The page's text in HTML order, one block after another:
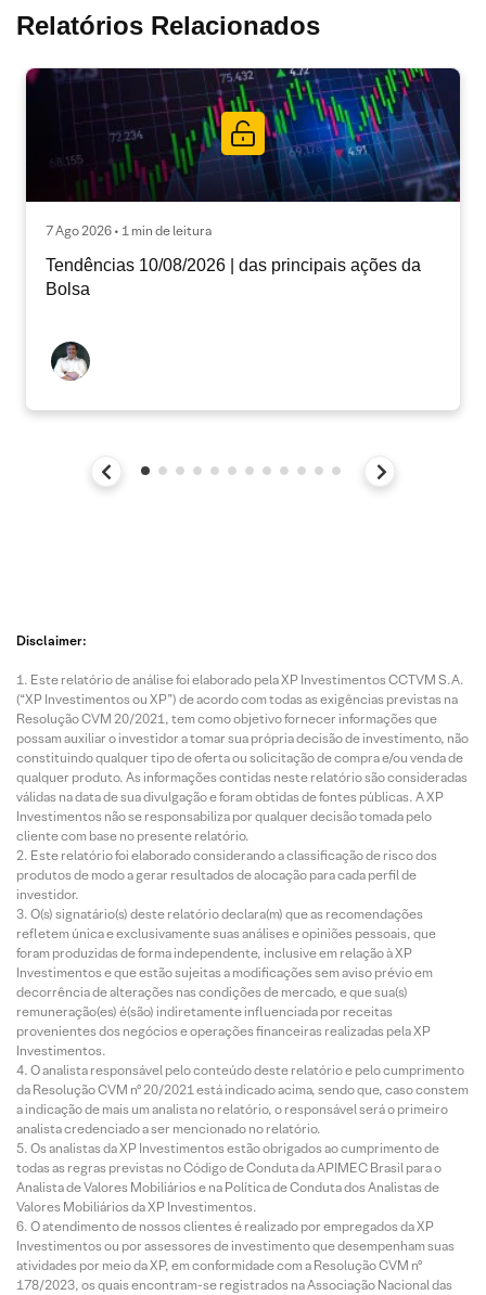
Relatórios Relacionados
7 Ago 2026 • 1 min de leitura
Tendências 10/08/2026 | das principais ações da
Bolsa
Disclaimer:
Este relatório de análise foi elaborado pela XP Investimentos CCTVM S.A.
(“XP Investimentos ou XP”) de acordo com todas as exigências previstas na
Resolução CVM 20/2021, tem como objetivo fornecer informações que
possam auxiliar o investidor a tomar sua própria decisão de investimento, não
constituindo qualquer tipo de oferta ou solicitação de compra e/ou venda de
qualquer produto. As informações contidas neste relatório são consideradas
válidas na data de sua divulgação e foram obtidas de fontes públicas. A XP
Investimentos não se responsabiliza por qualquer decisão tomada pelo
cliente com base no presente relatório.
Este relatório foi elaborado considerando a classificação de risco dos
produtos de modo a gerar resultados de alocação para cada perfil de
investidor.
O(s) signatário(s) deste relatório declara(m) que as recomendações
refletem única e exclusivamente suas análises e opiniões pessoais, que
foram produzidas de forma independente, inclusive em relação à XP
Investimentos e que estão sujeitas a modificações sem aviso prévio em
decorrência de alterações nas condições de mercado, e que sua(s)
remuneração(es) é(são) indiretamente influenciada por receitas
provenientes dos negócios e operações financeiras realizadas pela XP
Investimentos.
O analista responsável pelo conteúdo deste relatório e pelo cumprimento
da Resolução CVM nº 20/2021 está indicado acima, sendo que, caso constem
a indicação de mais um analista no relatório, o responsável será o primeiro
analista credenciado a ser mencionado no relatório.
Os analistas da XP Investimentos estão obrigados ao cumprimento de
todas as regras previstas no Código de Conduta da APIMEC Brasil para o
Analista de Valores Mobiliários e na Política de Conduta dos Analistas de
Valores Mobiliários da XP Investimentos.
O atendimento de nossos clientes é realizado por empregados da XP
Investimentos ou por assessores de investimento que desempenham suas
atividades por meio da XP, em conformidade com a Resolução CVM nº
178/2023, os quais encontram-se registrados na Associação Nacional das